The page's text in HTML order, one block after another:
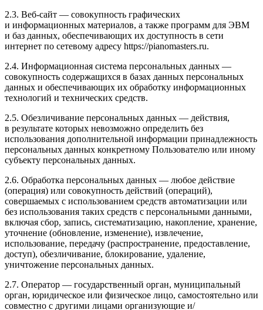
2.3. Веб-сайт — совокупность графических
и информационных материалов, а также программ для ЭВМ
и баз данных, обеспечивающих их доступность в сети
интернет по сетевому адресу https://pianomasters.ru.
2.4. Информационная система персональных данных —
совокупность содержащихся в базах данных персональных
данных и обеспечивающих их обработку информационных
технологий и технических средств.
2.5. Обезличивание персональных данных — действия,
в результате которых невозможно определить без
использования дополнительной информации принадлежность
персональных данных конкретному Пользователю или иному
субъекту персональных данных.
2.6. Обработка персональных данных — любое действие
(операция) или совокупность действий (операций),
совершаемых с использованием средств автоматизации или
без использования таких средств с персональными данными,
включая сбор, запись, систематизацию, накопление, хранение,
уточнение (обновление, изменение), извлечение,
использование, передачу (распространение, предоставление,
доступ), обезличивание, блокирование, удаление,
уничтожение персональных данных.
2.7. Оператор — государственный орган, муниципальный
орган, юридическое или физическое лицо, самостоятельно или
совместно с другими лицами организующие и/